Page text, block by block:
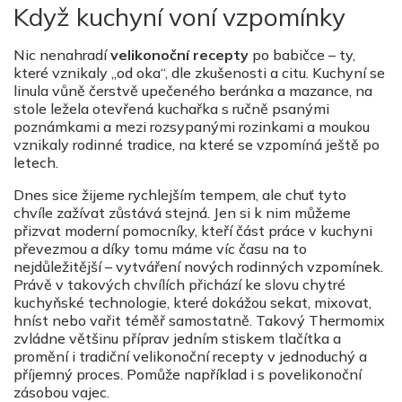
Když kuchyní voní vzpomínky
Nic nenahradívelikonoční recepty po babičce – ty,
které vznikaly „od oka“, dle zkušenosti a citu. Kuchyní se
linula vůně čerstvě upečeného beránka a mazance, na
stole ležela otevřená kuchařka s ručně psanými
poznámkami a mezi rozsypanými rozinkami a moukou
vznikaly rodinné tradice, na které se vzpomíná ještě po
letech.
Dnes sice žijeme rychlejším tempem, ale chuť tyto
chvíle zažívat zůstává stejná. Jen si k nim můžeme
přizvat moderní pomocníky, kteří část práce v kuchyni
převezmou a díky tomu máme víc času na to
nejdůležitější – vytváření nových rodinných vzpomínek.
Právě v takových chvílích přichází ke slovu chytré
kuchyňské technologie, které dokážou sekat, mixovat,
hníst nebo vařit téměř samostatně. Takový Thermomix
zvládne většinu příprav jedním stiskem tlačítka a
promění i tradiční velikonoční recepty v jednoduchý a
příjemný proces. Pomůže například i s povelikonoční
zásobou vajec.